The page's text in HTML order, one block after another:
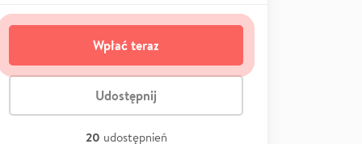
Wpłać teraz
Udostępnij
20 udostępnień